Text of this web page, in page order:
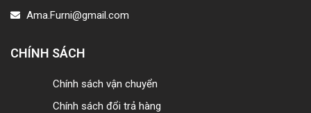
Ama.Furni@gmail.com
CHÍNH SÁCH
Chính sách vận chuyển
Chính sách đổi trả hàng